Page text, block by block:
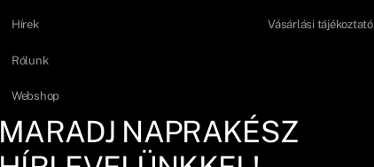
Hírek
Rólunk
Webshop
Vásárlási tájékoztató
MARADJ NAPRAKÉSZ